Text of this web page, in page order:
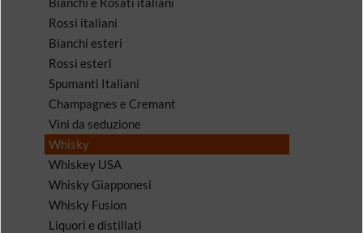
Rossi italiani
Bianchi esteri
Rossi esteri
Spumanti Italiani
Champagnes e Cremant
Vini da seduzione
Whisky
Whiskey USA
Whisky Giapponesi
Whisky Fusion
Liquori e distillati